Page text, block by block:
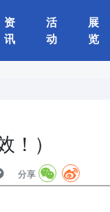
资
讯
活
动
展
览
）
分享